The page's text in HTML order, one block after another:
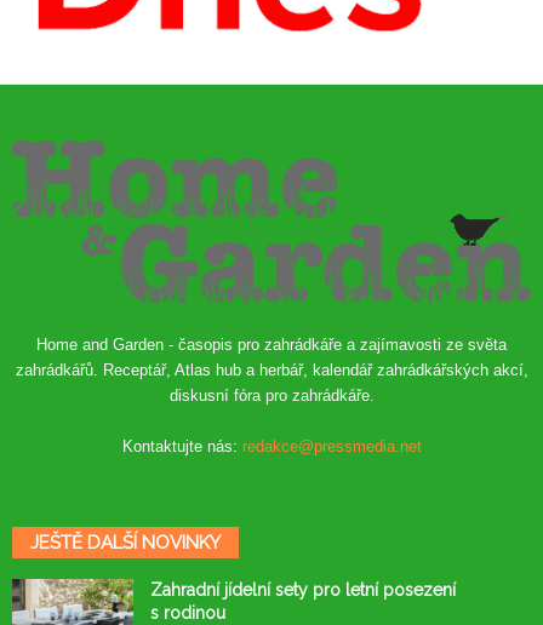
Home and Garden - časopis pro zahrádkáře a zajímavosti ze světa
zahrádkářů. Receptář, Atlas hub a herbář, kalendář zahrádkářských akcí,
diskusní fóra pro zahrádkáře.
Kontaktujte nás: redakce@pressmedia.net
JEŠTĚ DALŠÍ NOVINKY
Zahradní jídelní sety pro letní posezení
s rodinou